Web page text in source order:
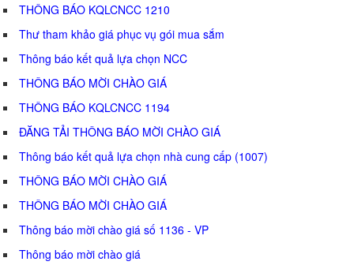
THÔNG BÁO KQLCNCC 1210
Thư tham khảo giá phục vụ gói mua sắm
Thông báo kết quả lựa chọn NCC
THÔNG BÁO MỜI CHÀO GIÁ
THÔNG BÁO KQLCNCC 1194
ĐĂNG TẢI THÔNG BÁO MỜI CHÀO GIÁ
Thông báo kết quả lựa chọn nhà cung cấp (1007)
THÔNG BÁO MỜI CHÀO GIÁ
THÔNG BÁO MỜI CHÀO GIÁ
Thông báo mời chào giá số 1136 - VP
Thông báo mời chào giá